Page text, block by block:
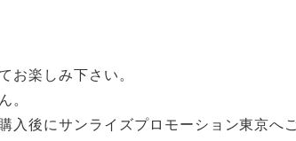
お楽しみ下さい。
。
後にサンライズプロモーション東京へ